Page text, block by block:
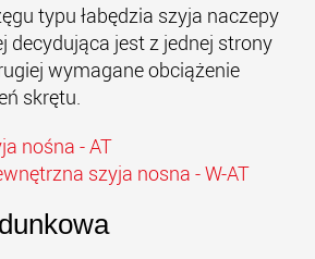
typu łabędzia szyja naczepy
decydująca jest z jednej strony
wymagane obciążenie
skrętu.
nośna - AT
szyja nosna - W-AT